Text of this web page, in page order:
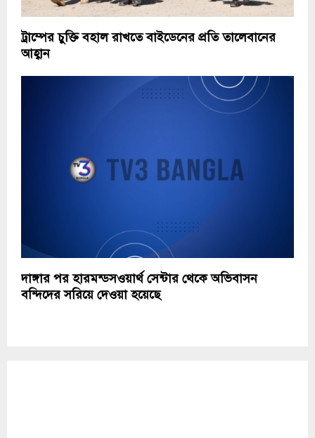
ট্রাম্পের চুক্তি বহাল রাখতে বাইডেনের প্রতি তালেবানের
আহ্বান
দাঙ্গার পর হারমন্ডসওয়ার্থ সেন্টার থেকে অভিবাসন
বন্দিদের সরিয়ে দেওয়া হয়েছে